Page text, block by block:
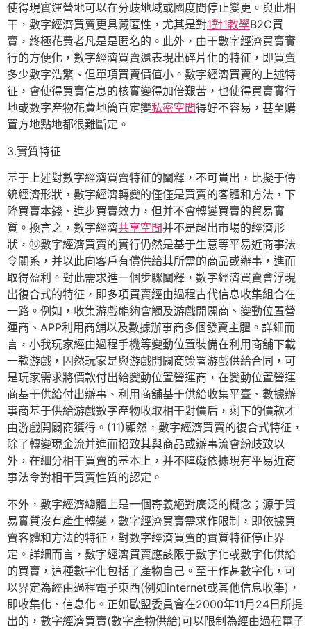
使得現實運營地可以在分歧地域或國度間停止變更。與此相
干，數字經濟買賣更具藏匿性，尤其是對1對1教學B2C買
賣，終極花費者凡是是匿名的。此外，由于數字經濟買賣實
行的方便化，數字經濟買賣還表現出碎片化的特征，即買賣
多少數字浩繁、但單項買賣價值小。數字經濟買賣的上述特
征，會使得買賣信息的核實變得加倍艱苦，也使得買賣實行
地或數字產物花費地簡直定變私密空間得好不容易，甚至購
置方地點地都很難斷定。
3.實質特征
基于上述對數字經濟買賣特征的闡釋，不可貴出，比擬于傳
統經濟形狀，數字經濟轉變的僅僅是買賣的客體和方法，下
降買賣本錢、進步買賣效力，但并不會轉變買賣的貿易實
質。換言之，數字經濟共享空間并不是超出市場的經濟形
狀，⑩數字經濟買賣的實行仍然是基于生意等平易近商事法
令關系，并以此向客戶有償供給其所需的商品或辦事，進而
取得盈利。對此需求進一個步驟闡釋，數字經濟買賣會浮現
出復合式的特征，即多項買賣經由過程古代信息收集組合在
一路。例如，收集游戲能夠會觸及游戲開闢商、變動位置營
運商、APP利用商舖以及數據辦事商多個發賣主體。詳細而
言，小我玩家經由過程手機等變動位置裝備在利用商舖下載
一款游戲，固然玩家是與游戲開闢商簽署游戲供給合同，可
是玩家需求將價款付出給變動位置營運商，在變動位置營運
商基于供給付出辦事、利用商舖基于供給收集平臺、數據辦
事商基于供給游戲數字產物收取相干對價后，剩下的價款才
由游戲開闢商獲得。(11)顯然，數字經濟買賣的復合式特征，
除了轉變現金流并進而招致其與商品或辦事流會紛歧致以
外，在細分相干買賣的基本上，并不障礙依據現有平易近商
事法令對相干買賣性質的認定。
不外，數字經濟總體上是一個寄義絕對廣泛的概念；源于貿
易實質沒有產生轉變，數字經濟買賣需求作限制，即依據買
賣客體和方法的特征，對數字經濟買賣的實質特征停止界
定。詳細而言，數字經濟買賣應該限于數字化或數字化供給
的買賣，這種數字化包括了產物自己。至于作甚數字化，可
以界定為經由過程電子東西(例如internet或其他信息收集)，
即收集化、信息化。正如歐盟委員會在2000年11月24日所提
出的，數字經濟買賣(數字產物供給)可以限制為經由過程電子